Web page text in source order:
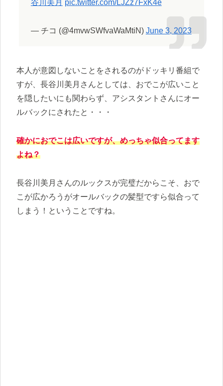
谷川美月 pic.twitter.com/LJZz7FxK4e
— チコ (@4mvwSWfvaWaMtiN) June 3, 2023
本人が意図しないことをされるのがドッキリ番組で
すが、長谷川美月さんとしては、おでこが広いこと
を隠したいにも関わらず、アシスタントさんにオー
ルバックにされたと・・・
確かにおでこは広いですが、めっちゃ似合ってます
よね？
長谷川美月さんのルックスが完璧だからこそ、おで
こが広かろうがオールバックの髪型ですら似合って
しまう！ということですね。